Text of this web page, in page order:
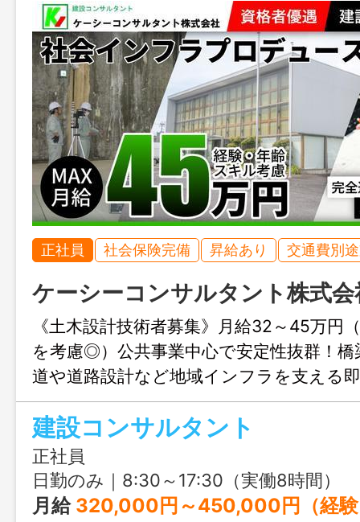
正社員 社会保険完備 昇給あり 交通費別
ケーシーコンサルタント株式会
《土木設計技術者募集》月給32～45万円
を考慮◎）公共事業中心で安定性抜群！橋
道や道路設計など地域インフラを支える
休日126日、完全週休2日で働きやすさも
建設コンサルタント
正社員
日勤のみ｜8:30～17:30（実働8時間）
月給 320,000円～450,000円（経験・年